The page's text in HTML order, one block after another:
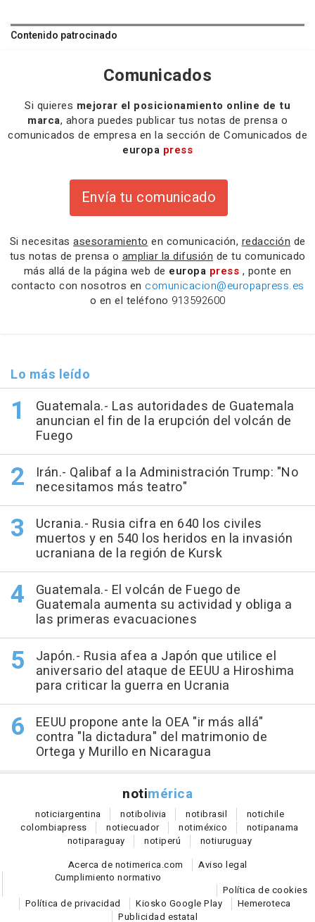
Contenido patrocinado
Comunicados
Si quieres mejorar el posicionamiento online de tu
marca, ahora puedes publicar tus notas de prensa o
comunicados de empresa en la sección de Comunicados de
europa press
Envía tu comunicado
Si necesitas asesoramiento en comunicación, redacción de
tus notas de prensa o ampliar la difusión de tu comunicado
más allá de la página web de europa press , ponte en
contacto con nosotros en comunicacion@europapress.es
o en el teléfono 913592600
Lo más leído
Guatemala.- Las autoridades de Guatemala
anuncian el fin de la erupción del volcán de
Fuego
Irán.- Qalibaf a la Administración Trump: "No
necesitamos más teatro"
Ucrania.- Rusia cifra en 640 los civiles
muertos y en 540 los heridos en la invasión
ucraniana de la región de Kursk
Guatemala.- El volcán de Fuego de
Guatemala aumenta su actividad y obliga a
las primeras evacuaciones
Japón.- Rusia afea a Japón que utilice el
aniversario del ataque de EEUU a Hiroshima
para criticar la guerra en Ucrania
EEUU propone ante la OEA "ir más allá"
contra "la dictadura" del matrimonio de
Ortega y Murillo en Nicaragua
notimérica
noticiargentina notibolivia notibrasil notichile
colombiapress notiecuador notiméxico notipanama
notiparaguay notiperú notiuruguay
Acerca de notimerica.com
Aviso legal
Cumplimiento normativo
Política de cookies
Política de privacidad
Kiosko Google Play
Hemeroteca
Publicidad estatal